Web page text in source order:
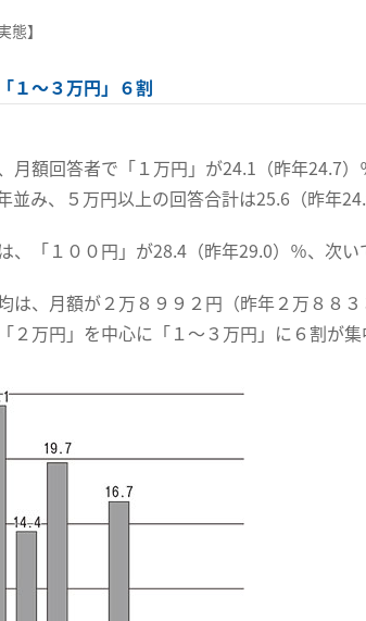
】
１～３万円」６割
月額回答者で「１万円」が24.1（昨年24.7
並み、５万円以上の回答合計は25.6（昨年
、「１００円」が28.4（昨年29.0）％、次
は、月額が２万８９９２円（昨年２万８８
２万円」を中心に「１～３万円」に６割が集